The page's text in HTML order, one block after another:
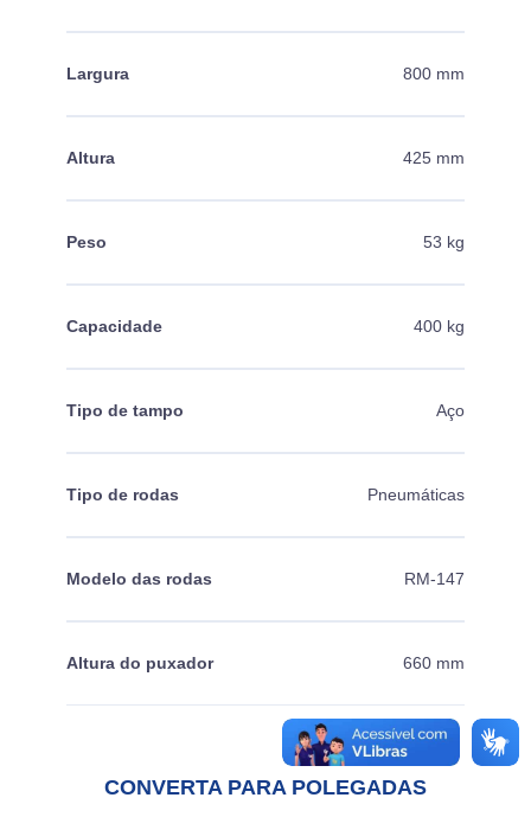
Largura 800 mm
Altura 425 mm
Peso 53 kg
Capacidade 400 kg
Tipo de tampo Aço
Tipo de rodas Pneumáticas
Modelo das rodas RM-147
Altura do puxador 660 mm
CONVERTA PARA POLEGADAS